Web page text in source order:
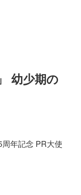
幼少期の
年記念 PR大使